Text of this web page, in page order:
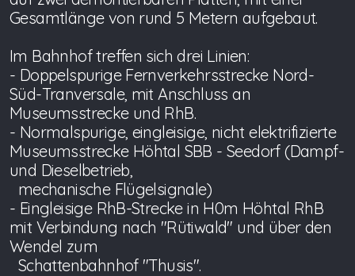
Gesamtlänge von rund 5 Metern aufgebaut.
Im Bahnhof treffen sich drei Linien:
- Doppelspurige Fernverkehrsstrecke Nord-
Süd-Tranversale, mit Anschluss an
Museumsstrecke und RhB.
- Normalspurige, eingleisige, nicht elektrifizierte
Museumsstrecke Höhtal SBB - Seedorf (Dampf-
und Dieselbetrieb,
mechanische Flügelsignale)
- Eingleisige RhB-Strecke in H0m Höhtal RhB
mit Verbindung nach "Rütiwald" und über den
Wendel zum
Schattenbahnhof "Thusis".